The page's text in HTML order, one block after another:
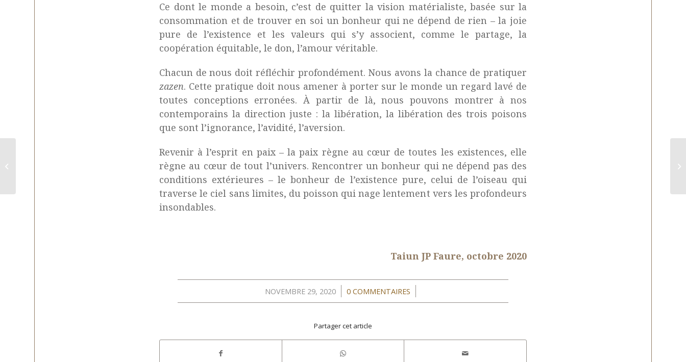
Ce dont le monde a besoin, c’est de quitter la vision matérialiste, basée sur la
consommation et de trouver en soi un bonheur qui ne dépend de rien – la joie
pure de l’existence et les valeurs qui s’y associent, comme le partage, la
coopération équitable, le don, l’amour véritable.
Chacun de nous doit réfléchir profondément. Nous avons la chance de pratiquer
zazen. Cette pratique doit nous amener à porter sur le monde un regard lavé de
toutes conceptions erronées. À partir de là, nous pouvons montrer à nos
contemporains la direction juste : la libération, la libération des trois poisons
que sont l’ignorance, l’avidité, l’aversion.
Revenir à l’esprit en paix – la paix règne au cœur de toutes les existences, elle
règne au cœur de tout l’univers. Rencontrer un bonheur qui ne dépend pas des
conditions extérieures – le bonheur de l’existence pure, celui de l’oiseau qui
traverse le ciel sans limites, du poisson qui nage lentement vers les profondeurs
insondables.
Taiun JP Faure, octobre 2020
NOVEMBRE 29, 2020
/ 0 COMMENTAIRES
/
Partager cet article